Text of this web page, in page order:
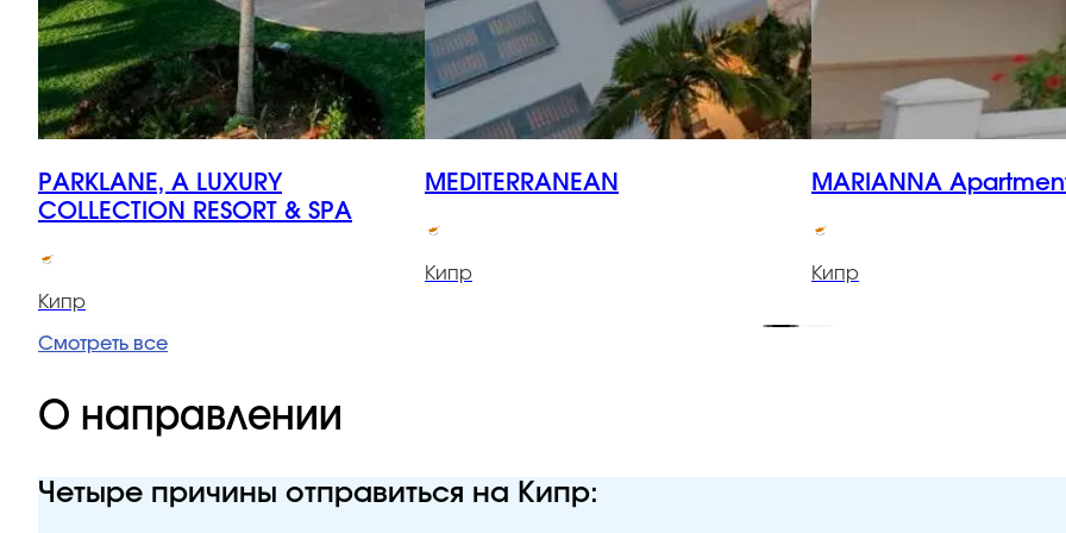
PARKLANE, A LUXURY
COLLECTION RESORT & SPA
Кипр
MEDITERRANEAN
Кипр
MARIANNA
Кипр
Смотреть все
О направлении
Четыре причины отправиться на Кипр: